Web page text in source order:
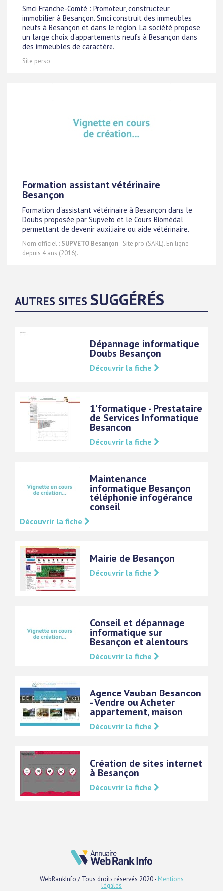
Smci Franche-Comté : Promoteur, constructeur
immobilier à Besançon. Smci construit des immeubles
neufs à Besançon et dans le région. La société propose
un large choix d'appartements neufs à Besançon dans
des immeubles de caractère.
Site perso
Formation assistant vétérinaire
Besançon
Formation d'assistant vétérinaire à Besançon dans le
Doubs proposée par Supveto et le Cours Biomédal
permettant de devenir auxiliaire ou aide vétérinaire.
Nom officiel : SUPVETO Besançon- Site pro (SARL). En ligne
depuis 4 ans (2016).
AUTRES SITES SUGGÉRÉS
Dépannage informatique
Doubs Besançon
Découvrir la fiche
1'formatique - Prestataire
de Services Informatique
Besancon
Découvrir la fiche
Maintenance
informatique Besançon
téléphonie infogérance
conseil
Découvrir la fiche
Mairie de Besançon
Découvrir la fiche
Conseil et dépannage
informatique sur
Besançon et alentours
Découvrir la fiche
Agence Vauban Besancon
- Vendre ou Acheter
appartement, maison
Découvrir la fiche
Création de sites internet
à Besançon
Découvrir la fiche
WebRankInfo / Tous droits réservés 2020 - Mentions
légales